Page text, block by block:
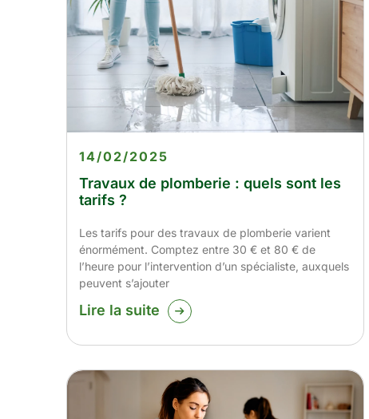
Travaux de plomberie : quels sont les
tarifs ?
14/02/2025
Les tarifs pour des travaux de plomberie varient
énormément. Comptez entre 30 € et 80 € de
l’heure pour l’intervention d’un spécialiste, auxquels
peuvent s’ajouter
Lire la suite